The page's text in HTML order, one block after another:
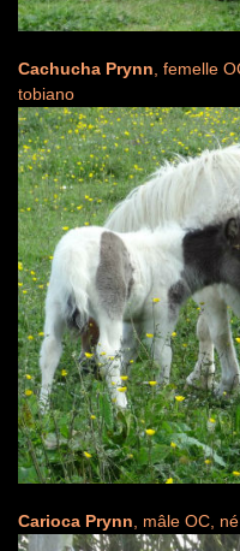
Cachucha Prynn , femelle
tobiano
Carioca Prynn , mâle OC,